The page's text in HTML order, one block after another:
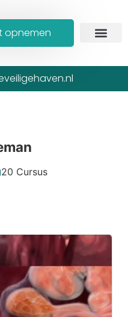
opnemen
20 Cursus